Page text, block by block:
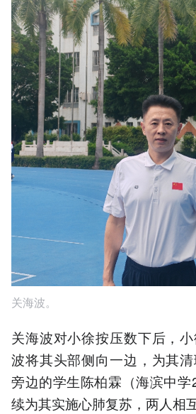
关海波。
关海波对小徐按压数下后，
波将其头部侧向一边，为其
旁边的学生陈柏霖（海滨中
续为其实施心肺复苏，两人相